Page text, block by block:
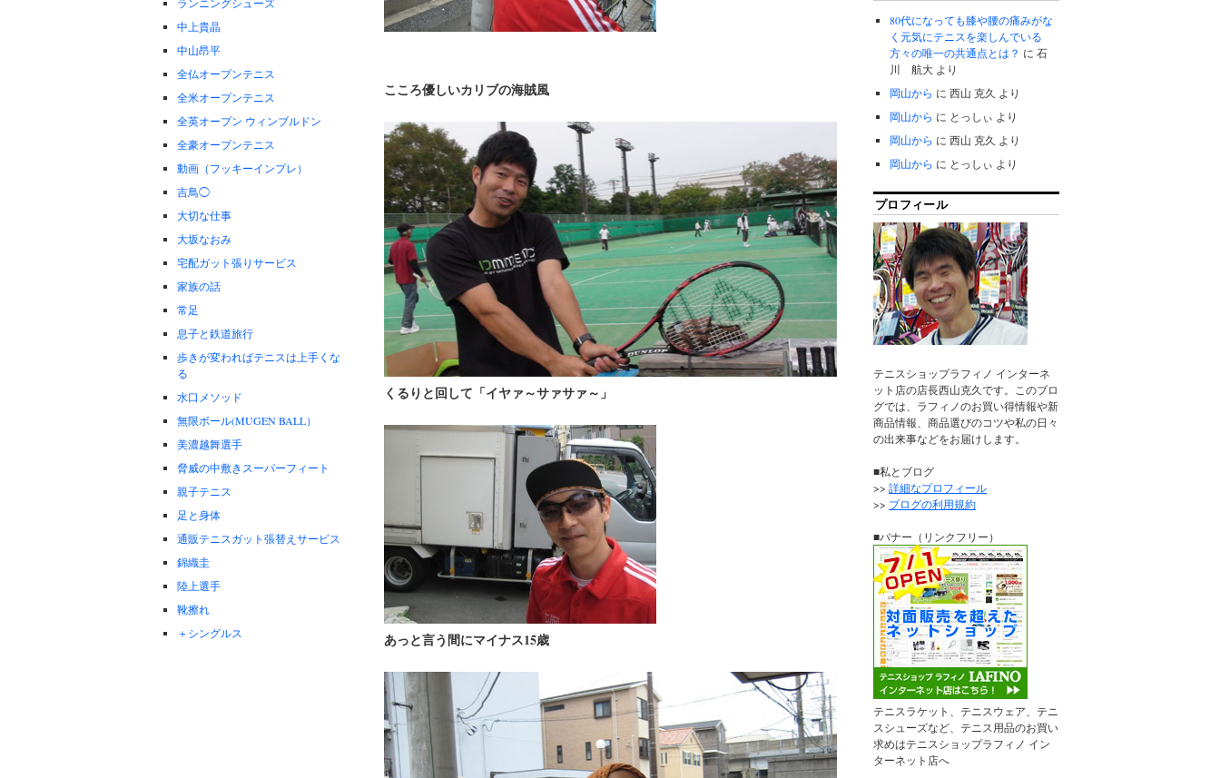
こころ優しいカリブの海賊風
くるりと回して「イヤァ～サァサァ～」
あっと言う間にマイナス15歳
中上貴晶
中山昂平
全仏オープンテニス
全米オープンテニス
全英オープン ウィンブルドン
全豪オープンテニス
動画（フッキーインプレ）
吉鳥◯
大切な仕事
大坂なおみ
宅配ガット張りサービス
家族の話
常足
息子と鉄道旅行
歩きが変わればテニスは上手くな
る
水口メソッド
無限ボール(MUGEN BALL）
美濃越舞選手
脅威の中敷きスーパーフィート
親子テニス
足と身体
通販テニスガット張替えサービス
錦織圭
陸上選手
靴擦れ
＋シングルス
80代になっても膝や腰の痛みがな
く元気にテニスを楽しんでいる
方々の唯一の共通点とは？ に石
川 航大 より
岡山から に西山 克久 より
岡山から に とっしぃ より
岡山から に西山 克久 より
岡山から に とっしぃ より
プロフィール
テニスショップラフィノ インターネ
ット店の店長西山克久です。このブロ
グでは、ラフィノのお買い得情報や新
商品情報、商品選びのコツや私の日々
の出来事などをお届けします。
■私とブログ
>>詳細なプロフィール
>> ブログの利用規約
■バナー（リンクフリー）
テニスラケット、テニスウェア、テニ
スシューズなど、テニス用品のお買い
求めはテニスショップラフィノ イン
ターネット店へ